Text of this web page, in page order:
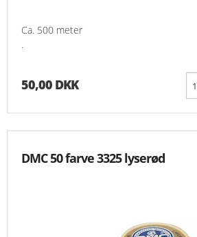
Ca. 500 meter
.
50,00 DKK
DMC 50 farve 3325 lyserød